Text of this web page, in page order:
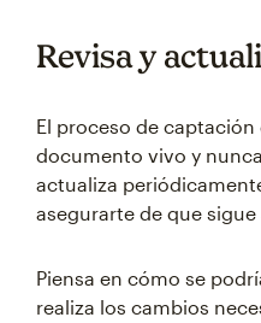
Revisa y
El proceso de
documento vivo y
actualiza
asegurarte de que
Piensa en cómo se
realiza los cambios